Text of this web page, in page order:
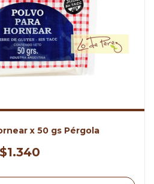
x 50 gs Pérgola
$1.340